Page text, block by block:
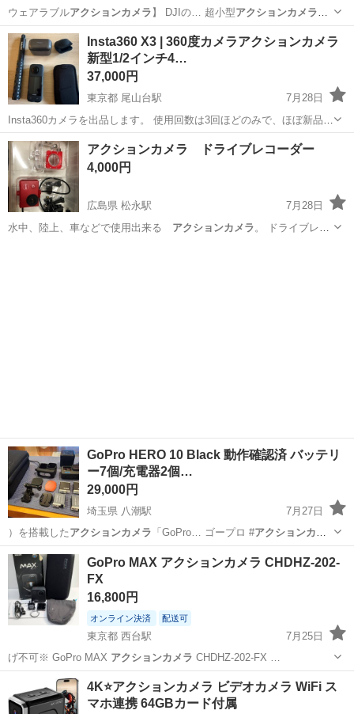
ウェアラブルアクションカメラ 】 DJIの… 超小型アクションカメラ
「Osmo …
沖縄 中頭郡
ビデオカメラ、ムービーカメラ
Insta360 X3 | 360度カメラアクションカメラ
新型1/2インチ4…
37,000円
東京都 尾山台駅
7月28日
Insta360カメラを出品します。 使用回数は3回ほどのみで、ほぼ新品に
近いとてもきれいな状態です。動作も問題なく、不具合は一切ありま
せん。 360度撮影が可能なので、Vlogや旅行、スポーツ、アウトドア
など、...
東京 世田谷区
アクションカメラ ドライブレコーダー
4,000円
広島県 松永駅
7月28日
水中、陸上、車などで使用出来る アクションカメラ 。 ドライブレコ
GoPro HERO 10 Black 動作確認済 バッテリ
ー7個/充電器2個…
29,000円
埼玉県 八潮駅
7月27日
）を搭載した アクションカメラ 「GoPro… ゴープロ #アクションカメ
ラ#Vlog…
埼玉 八潮市 カメラ
GoPro MAX アクションカメラ CHDHZ-202-
FX
16,800円
オンライン決済 配送可
東京都 西台駅
7月25日
げ不可※ GoPro MAX アクションカメラ CHDHZ-202-FX …
板橋区 西台駅 ビデオカメラ、ムービーカメラ
GoPro MAX
4K⭐️アクションカメラ ビデオカメラ WiFi ス
マホ連携 64GBカード付属